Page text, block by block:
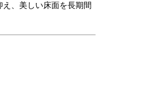
、美しい床面を長期間